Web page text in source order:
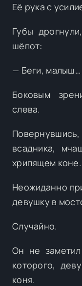
Её рука с
Губы
шёпот:
— Беги, малыш…
Боковым
слева.
всадника,
хрипящем коне.
Неожиданно
девушку в
Случайно.
Он не
которого,
коня.